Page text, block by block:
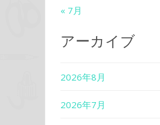
« 7月
アーカイブ
2026年8月
2026年7月